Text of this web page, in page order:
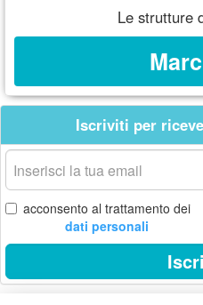
Le strutture
Iscriviti per
La
tua
email
acconsento al trattamento dei
dati personali